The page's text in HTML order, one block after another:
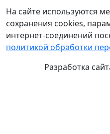
На сайте используются
сохранения cookies,
интернет-соединений
политикой обработки
Разработка